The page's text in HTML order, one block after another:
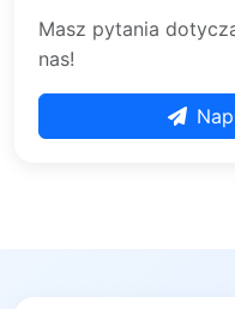
Masz pytania
nas!